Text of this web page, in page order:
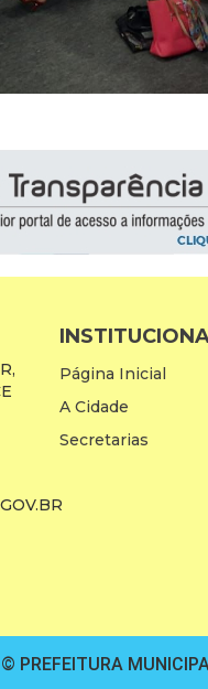
Página Inicial
A Cidade
Secretarias
© PREFEITURA